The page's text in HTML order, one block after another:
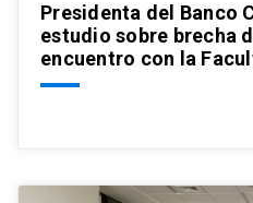
Presidenta del Banco
estudio sobre brecha
encuentro con la